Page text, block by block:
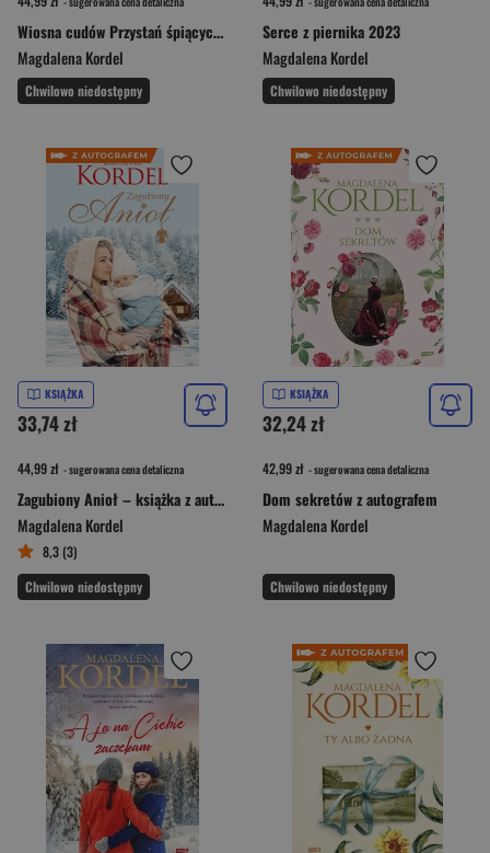
Wiosna cudów Przystań śpiących wiatrów Tom 1
Magdalena Kordel
Chwilowo niedostępny
Serce z piernika 2023
Magdalena Kordel
Chwilowo niedostępny
KSIĄŻKA
33,74 zł
44,99 zł - sugerowana cena detaliczna
Zagubiony Anioł – książka z autografem
Magdalena Kordel
8,3 (3)
Chwilowo niedostępny
KSIĄŻKA
32,24 zł
42,99 zł - sugerowana cena detaliczna
Dom sekretów z autografem
Magdalena Kordel
Chwilowo niedostępny